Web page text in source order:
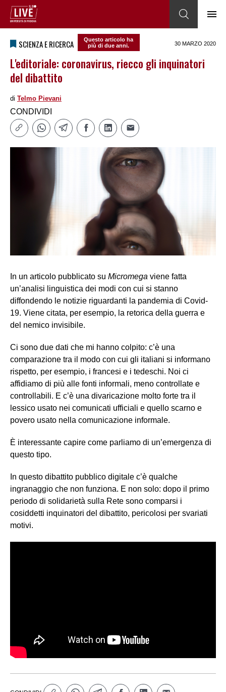
SCIENZA E RICERCA
Questo articolo ha
più di due anni.
30 MARZO 2020
L'editoriale: coronavirus, riecco gli inquinatori
del dibattito
di Telmo Pievani
CONDIVIDI
In un articolo pubblicato su Micromega viene fatta
un’analisi linguistica dei modi con cui si stanno
diffondendo le notizie riguardanti la pandemia di Covid-
19. Viene citata, per esempio, la retorica della guerra e
del nemico invisibile.
Ci sono due dati che mi hanno colpito: c’è una
comparazione tra il modo con cui gli italiani si informano
rispetto, per esempio, i francesi e i tedeschi. Noi ci
affidiamo di più alle fonti informali, meno controllate e
controllabili. E c’è una divaricazione molto forte tra il
lessico usato nei comunicati ufficiali e quello scarno e
povero usato nella comunicazione informale.
È interessante capire come parliamo di un’emergenza di
questo tipo.
In questo dibattito pubblico digitale c’è qualche
ingranaggio che non funziona. E non solo: dopo il primo
periodo di solidarietà sulla Rete sono comparsi i
cosiddetti inquinatori del dibattito, pericolosi per svariati
motivi.